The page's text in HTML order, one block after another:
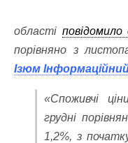
області повідомило
порівняно з
Ізюм
«Споживчі
грудні
1,2%, з